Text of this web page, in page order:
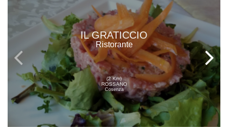
IL GRATICCIO
Ristorante
(2 Km)
ROSSANO
Cosenza